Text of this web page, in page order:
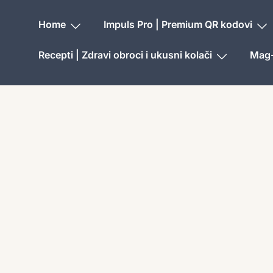
Home Impuls Pro | Premium QR kodovi
Recepti | Zdravi obroci i ukusni kolači